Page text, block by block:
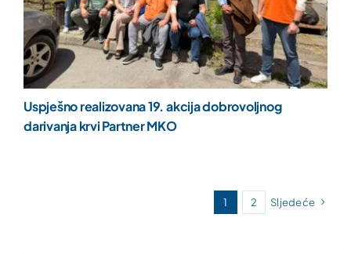
Uspješno realizovana 19. akcija dobrovoljnog
darivanja krvi Partner MKO
1 2 Sljedeće